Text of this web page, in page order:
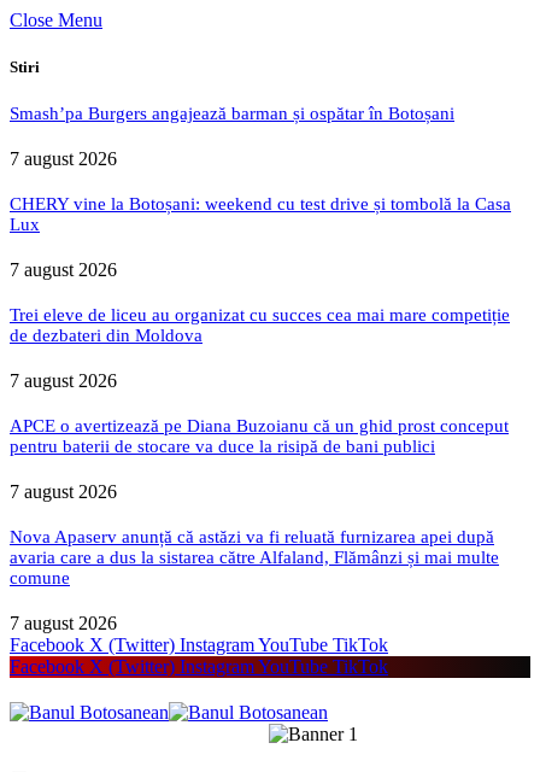
Close Menu
Stiri
Smash’pa Burgers angajează barman și ospătar în Botoșani
7 august 2026
CHERY vine la Botoșani: weekend cu test drive și tombolă la Casa
Lux
7 august 2026
Trei eleve de liceu au organizat cu succes cea mai mare competiție
de dezbateri din Moldova
7 august 2026
APCE o avertizează pe Diana Buzoianu că un ghid prost conceput
pentru baterii de stocare va duce la risipă de bani publici
7 august 2026
Nova Apaserv anunță că astăzi va fi reluată furnizarea apei după
avaria care a dus la sistarea către Alfaland, Flămânzi și mai multe
comune
7 august 2026
Facebook X (Twitter) InstagramYouTube TikTok
Facebook X (Twitter) InstagramYouTube TikTok